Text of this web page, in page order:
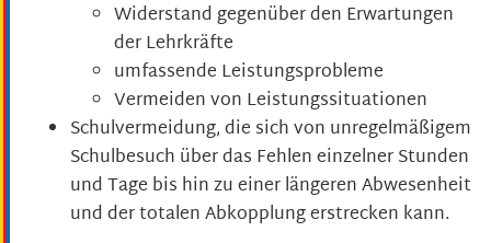
Widerstand gegenüber den Erwartungen
der Lehrkräfte
umfassende Leistungsprobleme
Vermeiden von Leistungssituationen
Schulvermeidung, die sich von unregelmäßigem
Schulbesuch über das Fehlen einzelner Stunden
und Tage bis hin zu einer längeren Abwesenheit
und der totalen Abkopplung erstrecken kann.